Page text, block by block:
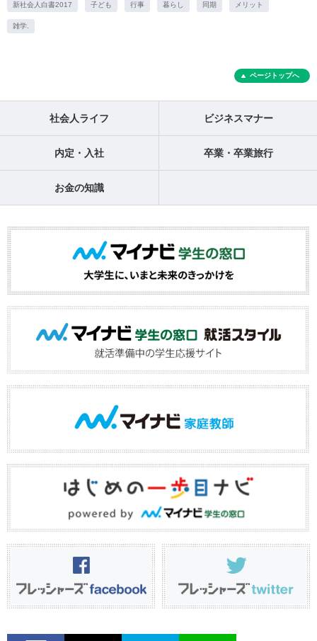
新社会人白書2017 子ども 行事 暮らし 同期 メリット
雑学.
ページトップへ
社会人ライフ ビジネスマナー
内定・入社 卒業・卒業旅行
お金の知識